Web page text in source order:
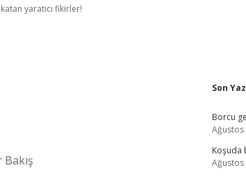
yaratıcı fikirler!
Son
Borcu
Ağustos
Koşuda
Ağustos